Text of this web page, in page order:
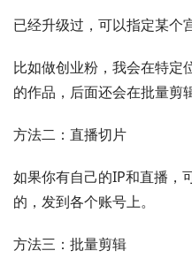
已经升级过，可以指定某个
比如做创业粉，我会在特定
的作品，后面还会在批量剪
方法二：直播切片
如果你有自己的IP和直播，
的，发到各个账号上。
方法三：批量剪辑